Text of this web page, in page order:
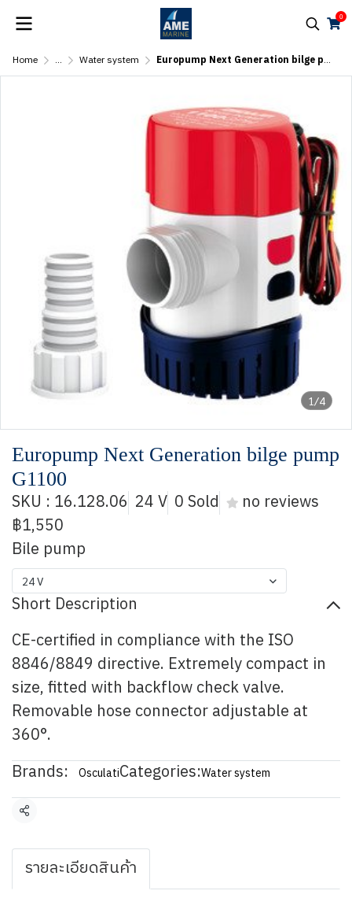
0
Home ... Water system Europump Next Generation bilge pump G1100
1/4
Europump Next Generation bilge pump
G1100
SKU : 16.128.06 24 V 0 Sold
no reviews
฿1,550
Bile pump
24 V
Short Description
CE-certified in compliance with the ISO
8846/8849 directive. Extremely compact in
size, fitted with backflow check valve.
Removable hose connector adjustable at
360°.
Brands:
OsculatiCategories:Water system
Share
รายละเอียดสินค้า